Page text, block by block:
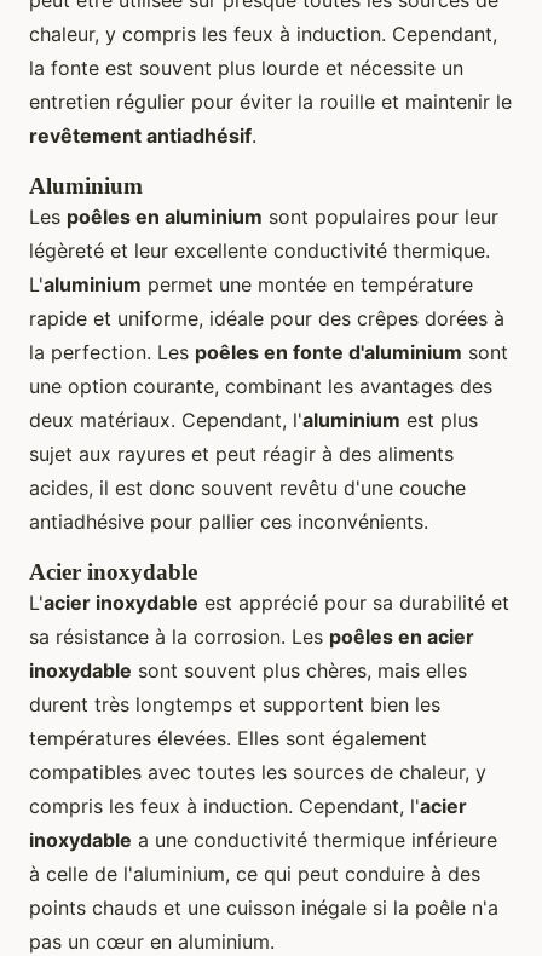
chaleur, y compris les feux à induction. Cependant,
la fonte est souvent plus lourde et nécessite un
entretien régulier pour éviter la rouille et maintenir le
revêtement antiadhésif.
Aluminium
Les poêles en aluminium sont populaires pour leur
légèreté et leur excellente conductivité thermique.
L'aluminium permet une montée en température
rapide et uniforme, idéale pour des crêpes dorées à
la perfection. Les poêles en fonte d'aluminium sont
une option courante, combinant les avantages des
deux matériaux. Cependant, l'aluminium est plus
sujet aux rayures et peut réagir à des aliments
acides, il est donc souvent revêtu d'une couche
antiadhésive pour pallier ces inconvénients.
Acier inoxydable
L'acier inoxydable est apprécié pour sa durabilité et
sa résistance à la corrosion. Les poêles en acier
inoxydable sont souvent plus chères, mais elles
durent très longtemps et supportent bien les
températures élevées. Elles sont également
compatibles avec toutes les sources de chaleur, y
compris les feux à induction. Cependant, l'acier
inoxydable a une conductivité thermique inférieure
à celle de l'aluminium, ce qui peut conduire à des
points chauds et une cuisson inégale si la poêle n'a
pas un cœur en aluminium.